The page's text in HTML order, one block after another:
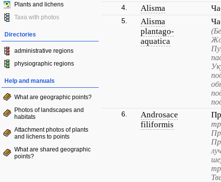
Plants and lichens
Taxa with photos
Directories
administrative regions
physiographic regions
Help and manuals
What are geographic points?
Photos of landscapes and
habitats
Attachment photos of plants
and lichens to points
What are shared geographic
points?
4. Alisma
5.
Alisma
plantago-
aquatica
6.
Androsace
filiformis